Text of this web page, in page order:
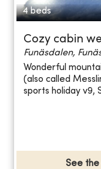
4 beds
Cozy cabin
Funäsdalen,
Wonderful
(also called
sports holiday v9,
See the